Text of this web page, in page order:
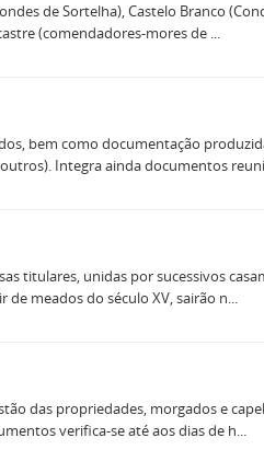
de Sortelha), Castelo Branco
(comendadores-mores de ...
bem como documentação
Integra ainda documentos
titulares, unidas por sucessivos
meados do século XV, sairão n...
das propriedades, morgados e
verifica-se até aos dias de h...